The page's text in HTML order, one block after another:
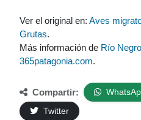
Ver el original en: Aves
Grutas.
Más información de Río Negro
365patagonia.com.
Compartir:
Twitter